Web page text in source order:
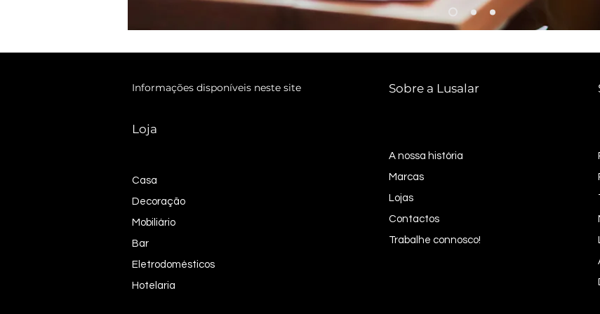
Informações disponíveis neste site
Loja
Sobre a Lusalar
Casa
Decoração
Mobiliário
Bar
Eletrodomésticos
Hotelaria
A nossa história
Marcas
Lojas
Contactos
Trabalhe connosco!